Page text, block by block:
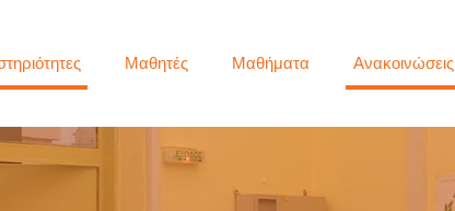
Μαθητές Μαθήματα Ανακοινώσεις